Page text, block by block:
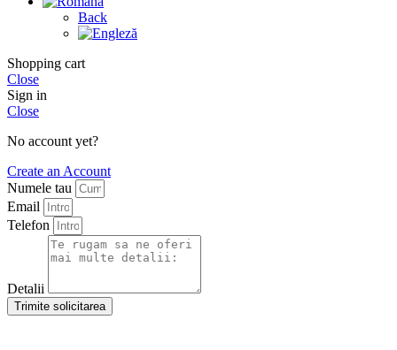
Back
Shopping cart
Close
Sign in
Close
No account yet?
Create an Account
Numele tau
Email
Telefon
Detalii
Trimite solicitarea